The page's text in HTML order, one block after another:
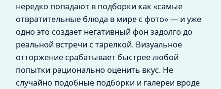
нередко попадают в подборки как «самые
отвратительные блюда в мире с фото» — и уже
одно это создает негативный фон задолго до
реальной встречи с тарелкой. Визуальное
отторжение срабатывает быстрее любой
попытки рационально оценить вкус. Не
случайно подобные подборки и галереи вроде